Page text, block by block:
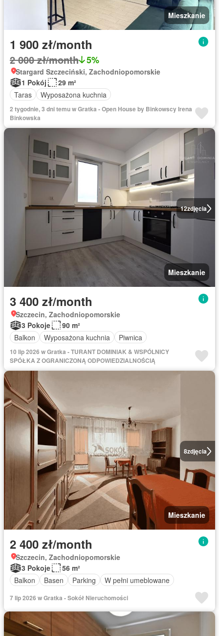
Mieszkanie
1 900 zł/month
2 000 zł/month 5%
Stargard Szczeciński, Zachodniopomorskie
1 Pokój
29 m²
Taras
Wyposażona kuchnia
2 tygodnie, 3 dni temu w Gratka - Open House by Binkowscy Irena
Binkowska
12zdjęcia
Mieszkanie
3 400 zł/month
Szczecin, Zachodniopomorskie
3 Pokoje
90 m²
Balkon
Wyposażona kuchnia Piwnica
10 lip 2026 w Gratka - TURANT DOMINIAK & WSPÓLNICY
SPÓŁKA Z OGRANICZONĄ ODPOWIEDZIALNOŚCIĄ
8zdjęcia
Mieszkanie
2 400 zł/month
Szczecin, Zachodniopomorskie
3 Pokoje
56 m²
Balkon
Basen Parking W pełni umeblowane
7 lip 2026 w Gratka - Sokół Nieruchomości